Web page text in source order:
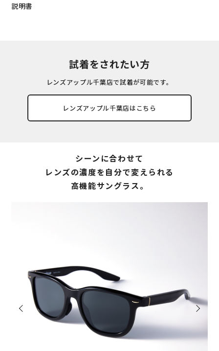
説明書
試着をされたい方
レンズアップル千葉店で試着が可能です。
レンズアップル千葉店はこちら
シーンに合わせて
レンズの濃度を自分で変えられる
高機能サングラス。